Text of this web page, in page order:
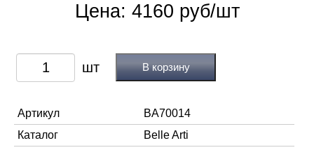
Цена: 4160 руб/шт
В корзину
Артикул
BA70014
Каталог
Belle Arti